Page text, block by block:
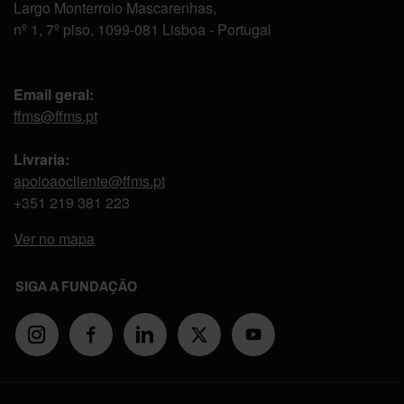
Largo Monterroio Mascarenhas,
nº 1, 7º piso, 1099-081 Lisboa - Portugal
Email geral:
ffms@ffms.pt
Livraria:
apoioaocliente@ffms.pt
+351 219 381 223
Ver no mapa
SIGA A FUNDAÇÃO